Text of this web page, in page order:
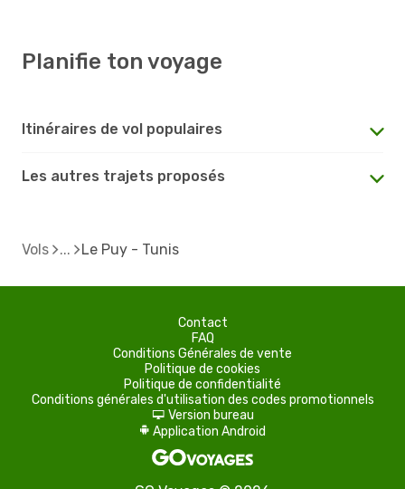
Planifie ton voyage
Itinéraires de vol populaires
Les autres trajets proposés
Vols Le Puy - Tunis
Contact
FAQ
Conditions Générales de vente
Politique de cookies
Politique de confidentialité
Conditions générales d'utilisation des codes promotionnels
d Version bureau
A Application Android